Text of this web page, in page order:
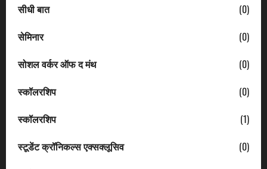
सीधी बात
(0)
सेमिनार
(0)
सोशल वर्कर ऑफ द मंथ
(0)
स्कॉलरशिप
(0)
स्कॉलरशिप
(1)
स्टूडेंट क्रॉनिकल्स एक्सक्लूसिव
(0)